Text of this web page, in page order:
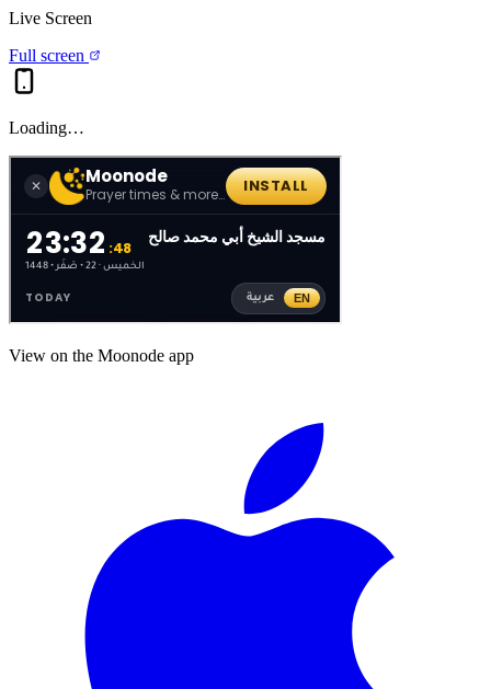
Live Screen
Full screen
Loading…
View on the Moonode app